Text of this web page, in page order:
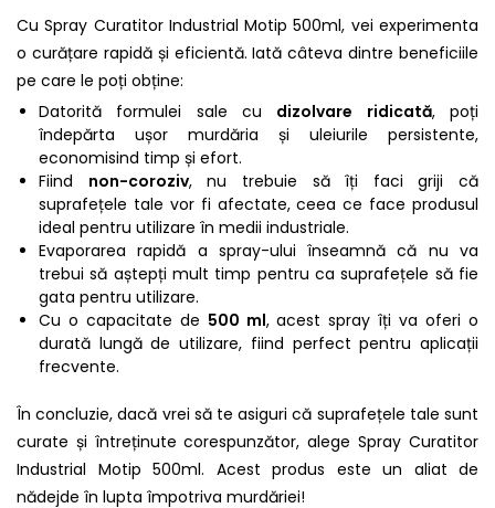
Cu Spray Curatitor Industrial Motip 500ml, vei experimenta
o curățare rapidă și eficientă. Iată câteva dintre beneficiile
pe care le poți obține:
Datorită formulei sale cu dizolvare ridicată, poți
îndepărta ușor murdăria și uleiurile persistente,
economisind timp și efort.
Fiind non-coroziv, nu trebuie să îți faci griji că
suprafețele tale vor fi afectate, ceea ce face produsul
ideal pentru utilizare în medii industriale.
Evaporarea rapidă a spray-ului înseamnă că nu va
trebui să aștepți mult timp pentru ca suprafețele să fie
gata pentru utilizare.
Cu o capacitate de 500 ml, acest spray îți va oferi o
durată lungă de utilizare, fiind perfect pentru aplicații
frecvente.
În concluzie, dacă vrei să te asiguri că suprafețele tale sunt
curate și întreținute corespunzător, alege Spray Curatitor
Industrial Motip 500ml. Acest produs este un aliat de
nădejde în lupta împotriva murdăriei!